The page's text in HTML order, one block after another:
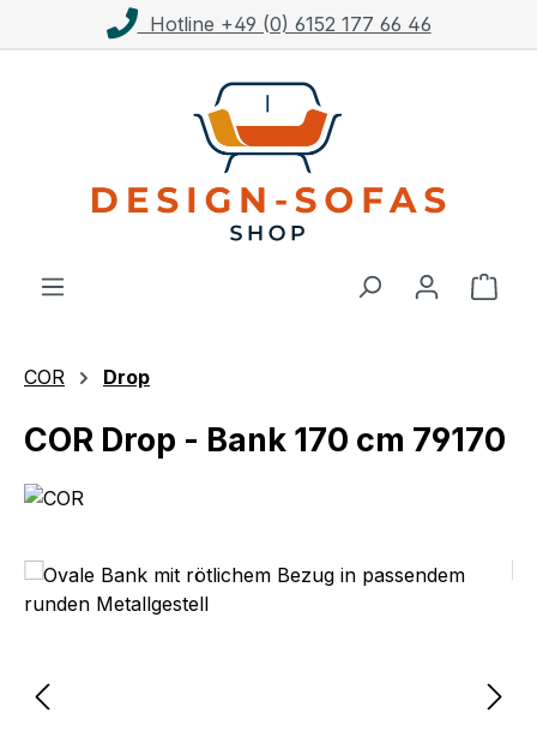
Zum Hauptinhalt springenKostenloser Versand ab 1.000€**
COR Drop
COR Drop - Bank 170 cm 79170
Bildergalerie überspringen